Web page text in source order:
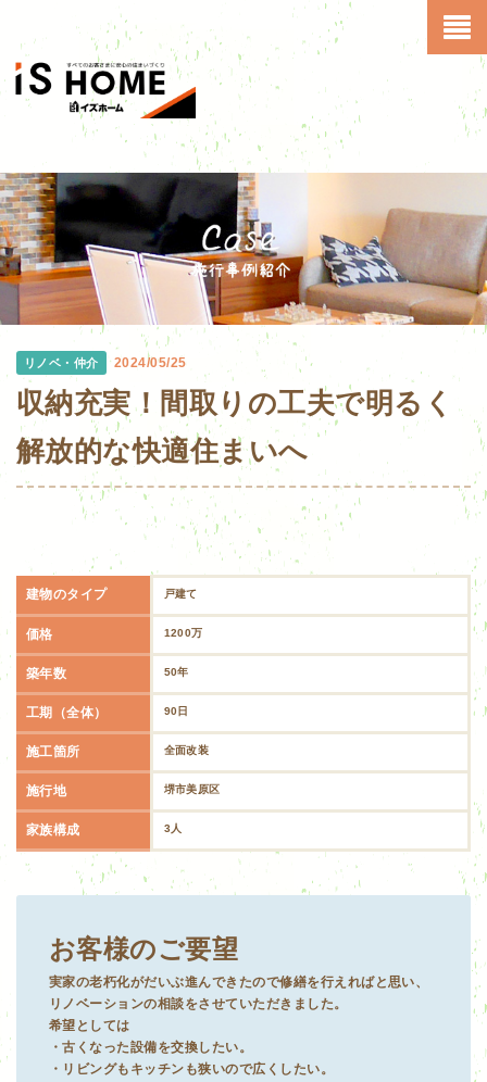
リノベ・仲介 2024/05/25
収納充実！間取りの工夫で明るく
解放的な快適住まいへ
建物のタイプ 戸建て
価格 1200万
築年数 50年
工期（全体） 90日
施工箇所 全面改装
施行地 堺市美原区
家族構成 3人
お客様のご要望
実家の老朽化がだいぶ進んできたので修繕を行えればと思い、
リノベーションの相談をさせていただきました。
希望としては
・古くなった設備を交換したい。
・リビングもキッチンも狭いので広くしたい。